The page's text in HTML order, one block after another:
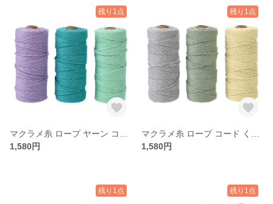
残り1点
1,580円
残り1点
1,580円
残り1点 残り1点